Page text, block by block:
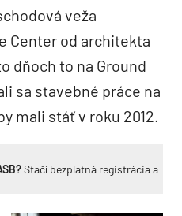
veža
Center od architekta
dňoch to na Ground
sa stavebné práce na
mali stáť v roku 2012.
Stačí bezplatná registrácia a